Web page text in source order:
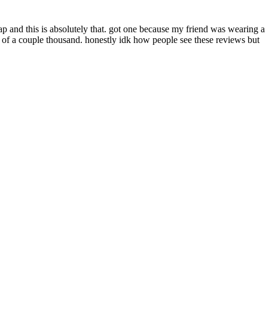
this is absolutely that. got one because my friend was wearing a
a couple thousand. honestly idk how people see these reviews but